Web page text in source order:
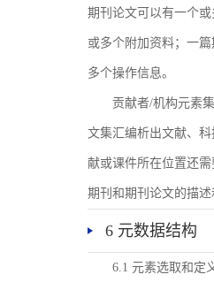
期刊论文可以有一个
或多个附加资料；一
多个操作信息。
贡献者/机构元素
文集汇编析出文献、
献或课件所在位置还
期刊和期刊论文的描
6 元数据结构
6.1 元素选取和定